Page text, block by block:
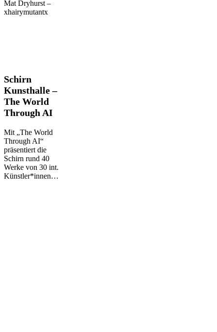
Schirn
Kunsthalle
–
The
World
AI
Schirn
Kunsthalle –
The World
Through AI
Mit „The World
Through AI“
präsentiert die
Schirn rund 40
Werke von 30 int.
Künstler*innen…